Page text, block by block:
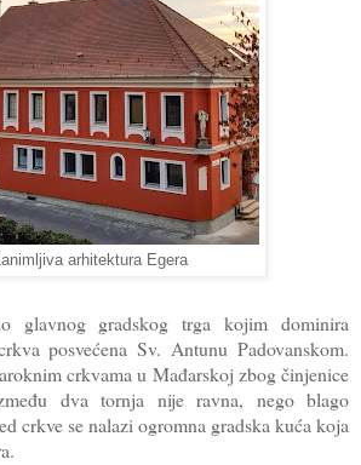
arhitektura Egera
glavnog gradskog trga kojim dominira
posvećena Sv. Antunu Padovanskom.
crkvama u Mađarskoj zbog činjenice
dva tornja nije ravna, nego blago
crkve se nalazi ogromna gradska kuća koja